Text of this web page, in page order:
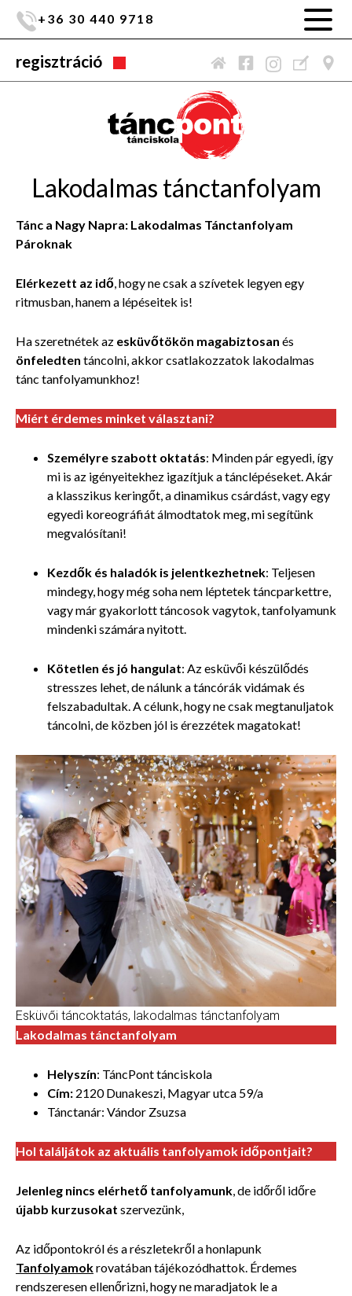
+36 30 440 9718
regisztráció
Lakodalmas tánctanfolyam
Tánc a Nagy Napra: Lakodalmas Tánctanfolyam
Pároknak
Elérkezett az idő, hogy ne csak a szívetek legyen egy
ritmusban, hanem a lépéseitek is!
Ha szeretnétek az esküvőtökön magabiztosan és
önfeledten táncolni, akkor csatlakozzatok lakodalmas
tánc tanfolyamunkhoz!
Miért érdemes minket választani?
Személyre szabott oktatás: Minden pár egyedi, így
mi is az igényeitekhez igazítjuk a tánclépéseket. Akár
a klasszikus keringőt, a dinamikus csárdást, vagy egy
egyedi koreográfiát álmodtatok meg, mi segítünk
megvalósítani!
Kezdők és haladók is jelentkezhetnek: Teljesen
mindegy, hogy még soha nem léptetek táncparkettre,
vagy már gyakorlott táncosok vagytok, tanfolyamunk
mindenki számára nyitott.
Kötetlen és jó hangulat: Az esküvői készülődés
stresszes lehet, de nálunk a táncórák vidámak és
felszabadultak. A célunk, hogy ne csak megtanuljatok
táncolni, de közben jól is érezzétek magatokat!
Esküvői táncoktatás, lakodalmas tánctanfolyam
Lakodalmas tánctanfolyam
Helyszín: TáncPont tánciskola
Cím: 2120 Dunakeszi, Magyar utca 59/a
Tánctanár: Vándor Zsuzsa
Hol találjátok az aktuális tanfolyamok időpontjait?
Jelenleg nincs elérhető tanfolyamunk , de időről időre
újabb kurzusokat szervezünk,
Az időpontokról és a részletekről a honlapunk
Tanfolyamokrovatában tájékozódhattok. Érdemes
rendszeresen ellenőrizni, hogy ne maradjatok le a